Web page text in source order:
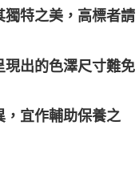
獨特之美，高標者請
現出的色澤尺寸難免
，宜作輔助保養之